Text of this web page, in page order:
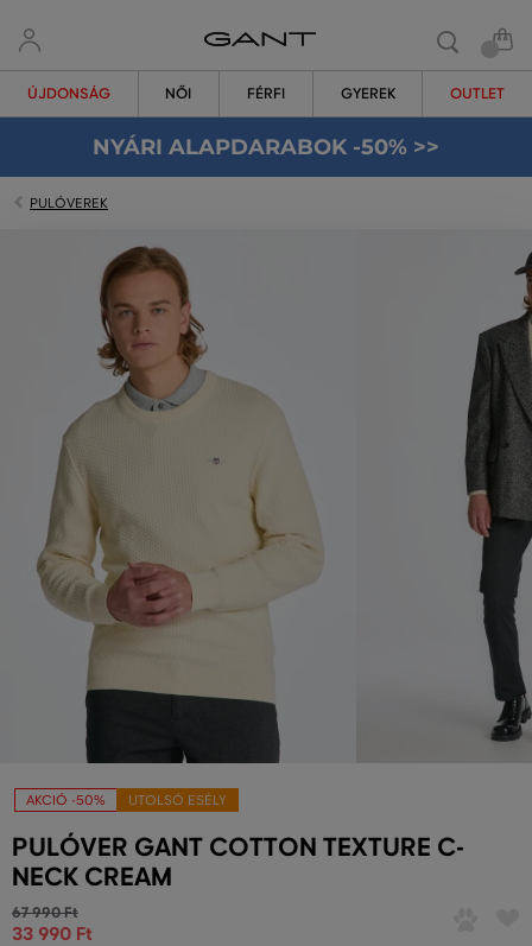
ÚJDONSÁG NŐI FÉRFI GYEREK OUTLET
NYÁRI ALAPDARABOK -50% >>
PULÓVEREK
AKCIÓ -50% UTOLSÓ ESÉLY
PULÓVER GANT COTTON TEXTURE C-
NECK CREAM
67 990 Ft
33 990 Ft